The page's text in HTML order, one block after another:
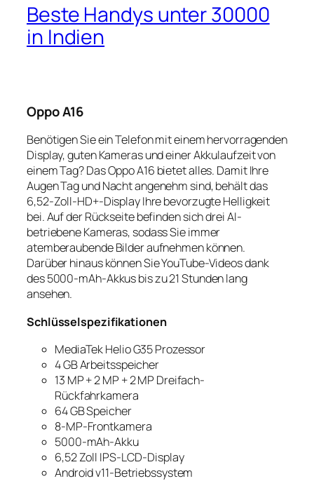
Beste Handys unter 30000
in Indien
Oppo A16
Benötigen Sie ein Telefon mit einem hervorragenden
Display, guten Kameras und einer Akkulaufzeit von
einem Tag? Das Oppo A16 bietet alles. Damit Ihre
Augen Tag und Nacht angenehm sind, behält das
6,52-Zoll-HD+-Display Ihre bevorzugte Helligkeit
bei. Auf der Rückseite befinden sich drei AI-
betriebene Kameras, sodass Sie immer
atemberaubende Bilder aufnehmen können.
Darüber hinaus können Sie YouTube-Videos dank
des 5000-mAh-Akkus bis zu 21 Stunden lang
ansehen.
Schlüsselspezifikationen
MediaTek Helio G35 Prozessor
4 GB Arbeitsspeicher
13 MP + 2 MP + 2 MP Dreifach-
Rückfahrkamera
64 GB Speicher
8-MP-Frontkamera
5000-mAh-Akku
6,52 Zoll IPS-LCD-Display
Android v11-Betriebssystem